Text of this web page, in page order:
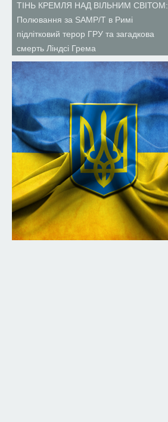
ТІНЬ КРЕМЛЯ НАД ВІЛЬНИМ СВІТОМ:
Полювання за SAMP/T в Римі
підлітковий терор ГРУ та загадкова
смерть Ліндсі Грема